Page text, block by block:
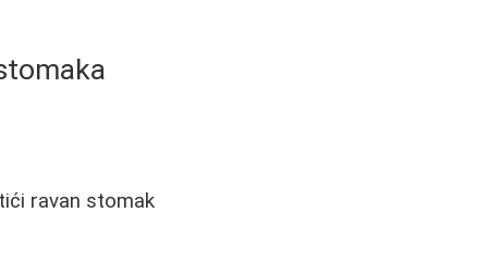
ravan stomak